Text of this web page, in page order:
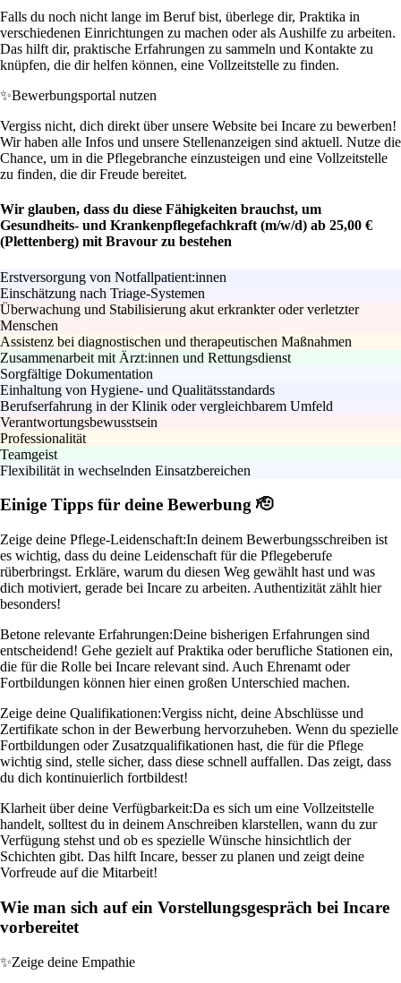
Falls du noch nicht lange im Beruf bist, überlege dir, Praktika in
verschiedenen Einrichtungen zu machen oder als Aushilfe zu arbeiten.
Das hilft dir, praktische Erfahrungen zu sammeln und Kontakte zu
knüpfen, die dir helfen können, eine Vollzeitstelle zu finden.
✨Bewerbungsportal nutzen
Vergiss nicht, dich direkt über unsere Website bei Incare zu bewerben!
Wir haben alle Infos und unsere Stellenanzeigen sind aktuell. Nutze die
Chance, um in die Pflegebranche einzusteigen und eine Vollzeitstelle
zu finden, die dir Freude bereitet.
Wir glauben, dass du diese Fähigkeiten brauchst, um
Gesundheits- und Krankenpflegefachkraft (m/w/d) ab 25,00 €
(Plettenberg) mit Bravour zu bestehen
Erstversorgung von Notfallpatient:innen
Einschätzung nach Triage-Systemen
Überwachung und Stabilisierung akut erkrankter oder verletzter
Menschen
Assistenz bei diagnostischen und therapeutischen Maßnahmen
Zusammenarbeit mit Ärzt:innen und Rettungsdienst
Sorgfältige Dokumentation
Einhaltung von Hygiene- und Qualitätsstandards
Berufserfahrung in der Klinik oder vergleichbarem Umfeld
Verantwortungsbewusstsein
Professionalität
Teamgeist
Flexibilität in wechselnden Einsatzbereichen
Einige Tipps für deine Bewerbung 🫡
Zeige deine Pflege-Leidenschaft:In deinem Bewerbungsschreiben ist
es wichtig, dass du deine Leidenschaft für die Pflegeberufe
rüberbringst. Erkläre, warum du diesen Weg gewählt hast und was
dich motiviert, gerade bei Incare zu arbeiten. Authentizität zählt hier
besonders!
Betone relevante Erfahrungen:Deine bisherigen Erfahrungen sind
entscheidend! Gehe gezielt auf Praktika oder berufliche Stationen ein,
die für die Rolle bei Incare relevant sind. Auch Ehrenamt oder
Fortbildungen können hier einen großen Unterschied machen.
Zeige deine Qualifikationen:Vergiss nicht, deine Abschlüsse und
Zertifikate schon in der Bewerbung hervorzuheben. Wenn du spezielle
Fortbildungen oder Zusatzqualifikationen hast, die für die Pflege
wichtig sind, stelle sicher, dass diese schnell auffallen. Das zeigt, dass
du dich kontinuierlich fortbildest!
Klarheit über deine Verfügbarkeit:Da es sich um eine Vollzeitstelle
handelt, solltest du in deinem Anschreiben klarstellen, wann du zur
Verfügung stehst und ob es spezielle Wünsche hinsichtlich der
Schichten gibt. Das hilft Incare, besser zu planen und zeigt deine
Vorfreude auf die Mitarbeit!
Wie man sich auf ein Vorstellungsgespräch bei Incare
vorbereitet
✨Zeige deine Empathie